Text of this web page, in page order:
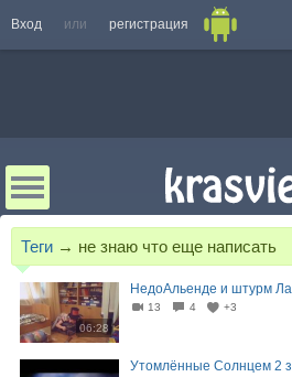
Вход или регистрация
Теги → не знаю что еще написать
06:28
НедоАльенде и штурм
13 4 +3
Утомлённые Солнцем 2